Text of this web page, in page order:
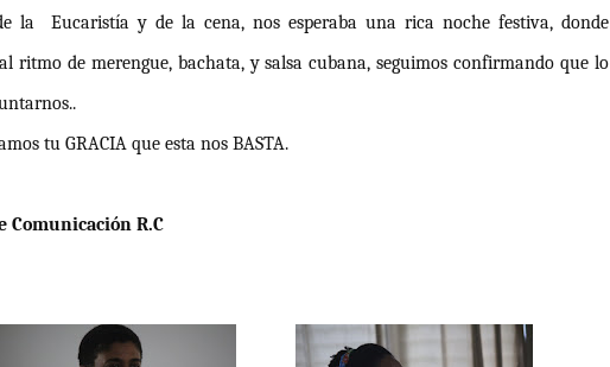
la Eucaristía y de la cena, nos esperaba una rica noche festiva, donde
ritmo de merengue, bachata, y salsa cubana, seguimos confirmando que lo
tu GRACIA que esta nos BASTA.
Comunicación R.C